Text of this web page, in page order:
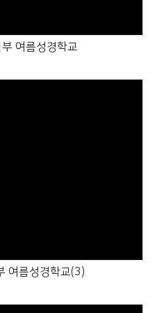
여름성경학교
여름성경학교(3)